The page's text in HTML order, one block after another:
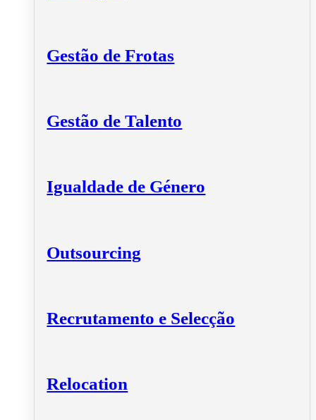
Gestão de Frotas
Gestão de Talento
Igualdade de Género
Outsourcing
Recrutamento e Selecção
Relocation